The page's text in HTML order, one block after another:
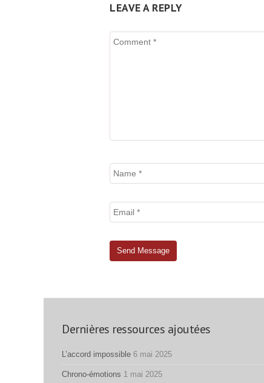
LEAVE A REPLY
Dernières ressources ajoutées
L’accord impossible 6 mai 2025
Chrono-émotions 1 mai 2025